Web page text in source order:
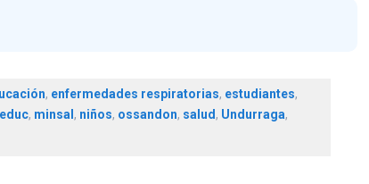
, enfermedades respiratorias, estudiantes,
, minsal , niños, ossandon, salud, Undurraga,